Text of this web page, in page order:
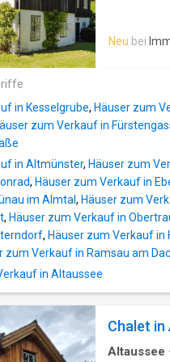
schnell
Ruhe und
Mit
und drei
und
Eingriffe
machen
Besondere
Neu bei
in Kesselgrube, Häuser zum
zum Verkauf in
in Altmünster, Häuser zum
, Häuser zum Verkauf in
im Almtal , Häuser zum
, Häuser zum Verkauf in
, Häuser zum Verkauf in
zum Verkauf in Ramsau am
in Altaussee
Chalet in
Altaussee ·